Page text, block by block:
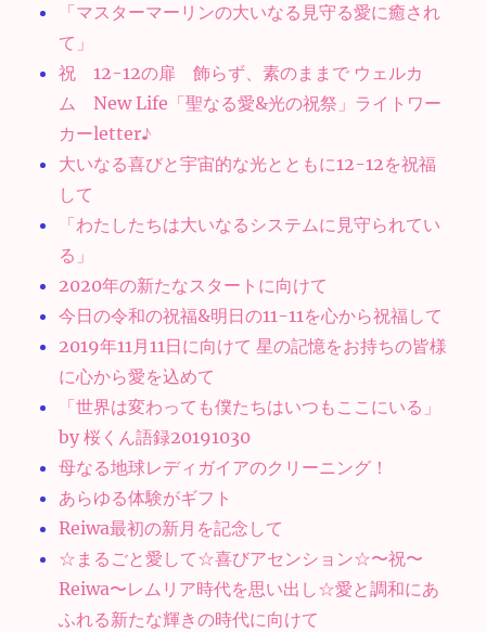
「マスターマーリンの大いなる見守る愛に癒され
て」
祝 12-12の扉 飾らず、素のままで ウェルカ
ム New Life「聖なる愛&光の祝祭」ライトワー
カーletter♪
大いなる喜びと宇宙的な光とともに12-12を祝福
して
「わたしたちは大いなるシステムに見守られてい
る」
2020年の新たなスタートに向けて
今日の令和の祝福&明日の11-11を心から祝福して
2019年11月11日に向けて 星の記憶をお持ちの皆様
に心から愛を込めて
「世界は変わっても僕たちはいつもここにいる」
by 桜くん語録20191030
母なる地球レディガイアのクリーニング！
あらゆる体験がギフト
Reiwa最初の新月を記念して
☆まるごと愛して☆喜びアセンション☆〜祝〜
Reiwa〜レムリア時代を思い出し☆愛と調和にあ
ふれる新たな輝きの時代に向けて